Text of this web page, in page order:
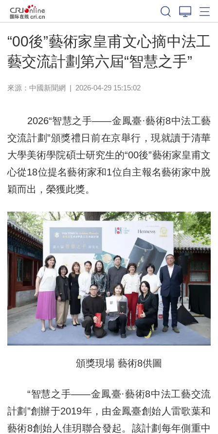
“00後”藝術家皇甫文心摘中法工
藝交流計劃第六屆“智慧之手”
來源： 中國新聞網 | 2026-04-29 15:15:02
2026“智慧之手——金鳳臺·藝術8中法工藝
交流計劃”頒獎禮日前在京舉行，現就讀于清華
大學美術學院碩士研究生的“00後”藝術家皇甫文
心從18位提名藝術家和1位自主報名藝術家中脫
穎而出，榮獲此獎。
頒獎現場 藝術8供圖
“智慧之手——金鳳臺·藝術8中法工藝交流
計劃”創辦于2019年，由金鳳臺創始人雷歌葉和
藝術8創始人佳玥聯合發起。該計劃每年側重中